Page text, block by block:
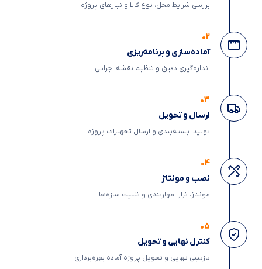
بررسی شرایط محل، نوع کالا و نیازهای پروژه
02
آماده‌سازی و برنامه‌ریزی
اندازه‌گیری دقیق و تنظیم نقشه اجرایی
03
ارسال و تحویل
تولید، بسته‌بندی و ارسال تجهیزات پروژه
04
نصب و مونتاژ
مونتاژ، تراز، مهاربندی و تثبیت سازه‌ها
05
کنترل نهایی و تحویل
بازبینی نهایی و تحویل پروژه آماده بهره‌برداری